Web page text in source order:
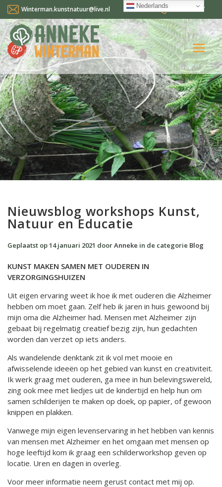
Winterman.kunstnatuur@live.nl 0641124587
Home
Over mij
Workshops en cursussen
Gallery Suncorner
Aktueel
Contact
Nieuwsblog workshops Kunst,
Natuur en Educatie
Geplaatst op14 januari 2021 doorAnneke in de categorie Blog
KUNST MAKEN SAMEN MET OUDEREN IN
VERZORGINGSHUIZEN
Uit eigen ervaring weet ik hoe ik met ouderen die Alzheimer
hebben om moet gaan. Zelf heb ik jaren in huis gewoond bij
mijn oma die Alzheimer had. Mensen met Alzheimer zijn
gebaat bij regelmatig creatief bezig zijn, hun gedachten
worden dan verzet op iets anders.
Als wandelende denktank zit ik vol met mooie en
afwisselende ideeën op het gebied van kunst en creativiteit.
Ik werk graag met ouderen, ga mee in hun belevingswereld,
zing ook mee met liedjes uit de kindertijd en help hun om
samen schilderijen te maken op doek, op papier, of gewoon
knippen en plakken.
Vanwege mijn eigen levenservaring in het hebben van kennis
van mensen met Alzheimer en het omgaan met mensen op
hoge leeftijd kom ik graag een schilderworkshop geven op
locatie. Uren en dagen in overleg.
Voor meer informatie neem gerust contact met mij op.
Nederlands